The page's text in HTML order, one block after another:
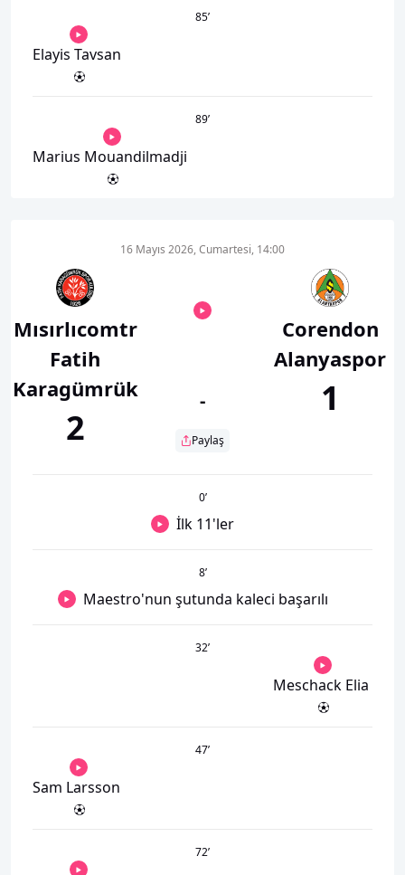
85’
Elayis Tavsan
89’
Marius Mouandilmadji
Mısırlıcomtr
Fatih
Karagümrük
2
16 Mayıs 2026, Cumartesi, 14:00
-
Paylaş
Corendon
Alanyaspor
1
0’
İlk 11'ler
8’
Maestro'nun şutunda kaleci başarılı
32’
Meschack Elia
47’
Sam Larsson
72’